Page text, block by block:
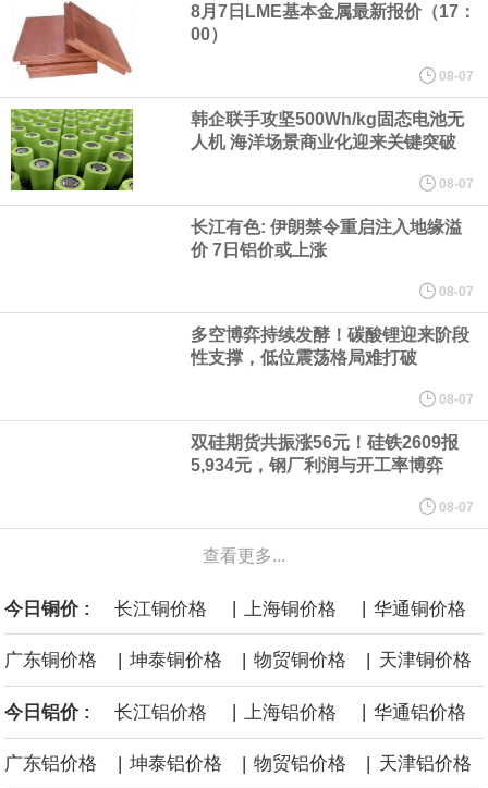
用人形机器人、四足机器人等产品。
美国总统特朗普6日否认他对国防部长赫格塞思不满，称对赫格塞思
所做的工作“非常满意”。特朗普在社交媒体上发帖称，一些媒体有关
他与赫格塞思就弹药短缺问题发生冲突的报道是“完全没有根据的谣
言”，他对赫格塞思所做的工作“非常满意”。
据报道，威刚近日在法说会上表示，在需求增加、价格走高及货源
稳定的三大有利因素带动下，预期第3季度营运将优于第2季度，并
进一步扩大全年营运成果。
美国国会预算办公室（CBO）于当地时间5日发布报告称，美国海军
计划建造的15艘核动力“特朗普级”（Trump-class）战列舰，从研发
到采购的总费用可能高达2750亿美元，为美国有史以来最昂贵的水
面战舰项目之一。 根据CBO的初步估算，首舰造价约234亿美元，
后续14艘平均每艘约180亿美元。
黄金价格有望录得自今年1月以来最大单周涨幅。油价走弱为金价提
8月7日LME基本金属最新报价（17：
00）
08-07
韩企联手攻坚500Wh/kg固态电池无
人机 海洋场景商业化迎来关键突破
08-07
长江有色: 伊朗禁令重启注入地缘溢
价 7日铝价或上涨
08-07
多空博弈持续发酵！碳酸锂迎来阶段
性支撑，低位震荡格局难打破
08-07
双硅期货共振涨56元！硅铁2609报
5,934元，钢厂利润与开工率博弈
08-07
查看更多...
今日铜价 : 长江铜价格 | 上海铜价格 | 华通铜价格
广东铜价格 | 坤泰铜价格 | 物贸铜价格 | 天津铜价格
今日铝价 : 长江铝价格 上海铝价格 华通铝价格
广东铝价格 | 坤泰铝价格 | 物贸铝价格 | 天津铝价格